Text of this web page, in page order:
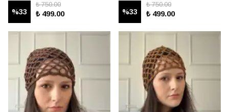
%33
₺ 750.00
₺ 499.00 %33
₺ 750.00
₺ 499.00